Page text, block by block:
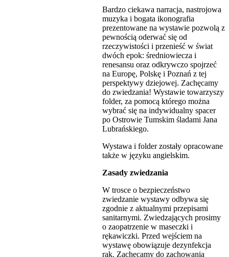
Bardzo ciekawa narracja, nastrojowa
muzyka i bogata ikonografia
prezentowane na wystawie pozwolą z
pewnością oderwać się od
rzeczywistości i przenieść w świat
dwóch epok: średniowiecza i
renesansu oraz odkrywczo spojrzeć
na Europę, Polskę i Poznań z tej
perspektywy dziejowej. Zachęcamy
do zwiedzania! Wystawie towarzyszy
folder, za pomocą którego można
wybrać się na indywidualny spacer
po Ostrowie Tumskim śladami Jana
Lubrańskiego.
Wystawa i folder zostały opracowane
także w języku angielskim.
Zasady zwiedzania
W trosce o bezpieczeństwo
zwiedzanie wystawy odbywa się
zgodnie z aktualnymi przepisami
sanitarnymi. Zwiedzających prosimy
o zaopatrzenie w maseczki i
rękawiczki. Przed wejściem na
wystawę obowiązuje dezynfekcja
rąk. Zachęcamy do zachowania